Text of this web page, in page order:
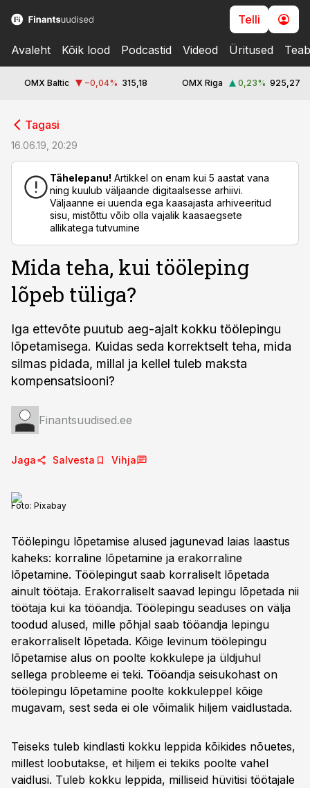
Telli
Avaleht Kõik lood Podcastid Videod Üritused
OMX Baltic −0,04% 315,18 OMX Riga 0,23% 925,27
Tagasi
16.06.19, 20:29
Tähelepanu! Artikkel on enam kui 5 aastat vana
ning kuulub väljaande digitaalsesse arhiivi.
Väljaanne ei uuenda ega kaasajasta arhiveeritud
sisu, mistõttu võib olla vajalik kaasaegsete
allikatega tutvumine
Mida teha, kui tööleping
lõpeb tüliga?
Iga ettevõte puutub aeg-ajalt kokku töölepingu
lõpetamisega. Kuidas seda korrektselt teha, mida
silmas pidada, millal ja kellel tuleb maksta
kompensatsiooni?
Finantsuudised.ee
Jaga Salvesta Vihja
Foto: Pixabay
Töölepingu lõpetamise alused jagunevad laias laastus
kaheks: korraline lõpetamine ja erakorraline
lõpetamine. Töölepingut saab korraliselt lõpetada
ainult töötaja. Erakorraliselt saavad lepingu lõpetada nii
töötaja kui ka tööandja. Töölepingu seaduses on välja
toodud alused, mille põhjal saab tööandja lepingu
erakorraliselt lõpetada. Kõige levinum töölepingu
lõpetamise alus on poolte kokkulepe ja üldjuhul
sellega probleeme ei teki. Tööandja seisukohast on
töölepingu lõpetamine poolte kokkuleppel kõige
mugavam, sest seda ei ole võimalik hiljem vaidlustada.
Teiseks tuleb kindlasti kokku leppida kõikides nõuetes,
millest loobutakse, et hiljem ei tekiks poolte vahel
vaidlusi. Tuleb kokku leppida, milliseid hüvitisi töötajale